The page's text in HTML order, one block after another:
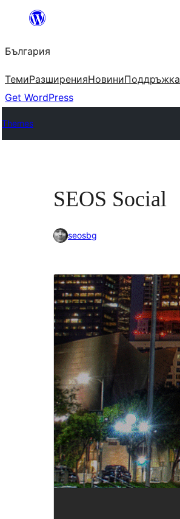
България
ТемиРазширенияНовиниПоддръжка
Get WordPress
Themes
SEOS Social
seosbg